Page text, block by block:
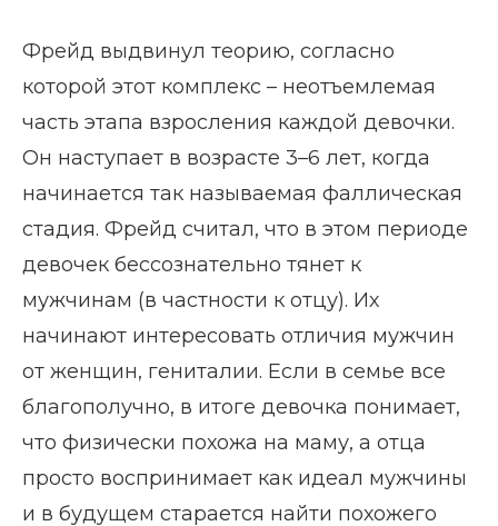
Фрейд выдвинул теорию, согласно
которой этот комплекс – неотъемлемая
часть этапа взросления каждой девочки.
Он наступает в возрасте 3–6 лет, когда
начинается так называемая фаллическая
стадия. Фрейд считал, что в этом периоде
девочек бессознательно тянет к
мужчинам (в частности к отцу). Их
начинают интересовать отличия мужчин
от женщин, гениталии. Если в семье все
благополучно, в итоге девочка понимает,
что физически похожа на маму, а отца
просто воспринимает как идеал мужчины
и в будущем старается найти похожего